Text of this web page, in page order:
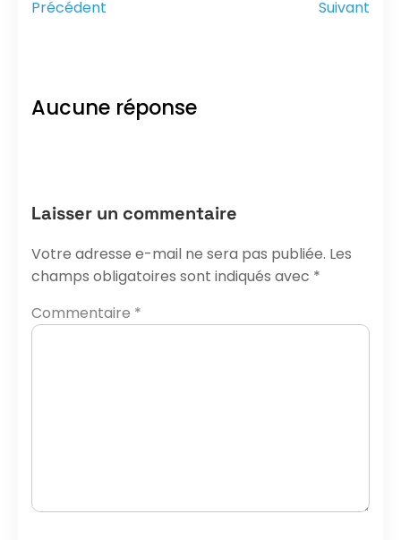
Précédent Suivant
Aucune réponse
Laisser un commentaire
Votre adresse e-mail ne sera pas publiée. Les
champs obligatoires sont indiqués avec *
Commentaire *